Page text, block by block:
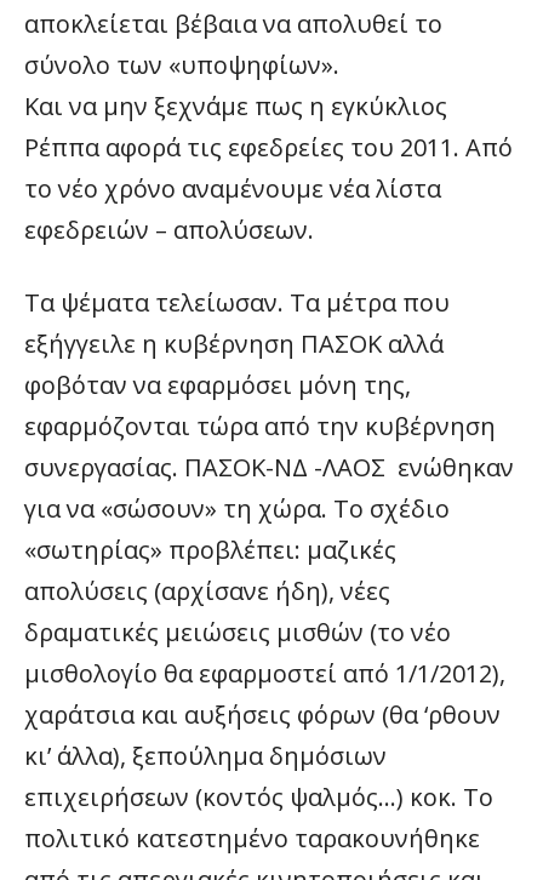
αποκλείεται βέβαια να απολυθεί το
σύνολο των «υποψηφίων».
Και να μην ξεχνάμε πως η εγκύκλιος
Ρέππα αφορά τις εφεδρείες του 2011. Από
το νέο χρόνο αναμένουμε νέα λίστα
εφεδρειών – απολύσεων.
Τα ψέματα τελείωσαν. Τα μέτρα που
εξήγγειλε η κυβέρνηση ΠΑΣΟΚ αλλά
φοβόταν να εφαρμόσει μόνη της,
εφαρμόζονται τώρα από την κυβέρνηση
συνεργασίας. ΠΑΣΟΚ-ΝΔ -ΛΑΟΣ ενώθηκαν
για να «σώσουν» τη χώρα. Το σχέδιο
«σωτηρίας» προβλέπει: μαζικές
απολύσεις (αρχίσανε ήδη), νέες
δραματικές μειώσεις μισθών (το νέο
μισθολογίο θα εφαρμοστεί από 1/1/2012),
χαράτσια και αυξήσεις φόρων (θα ‘ρθουν
κι’ άλλα), ξεπούλημα δημόσιων
επιχειρήσεων (κοντός ψαλμός…) κοκ. Το
πολιτικό κατεστημένο ταρακουνήθηκε